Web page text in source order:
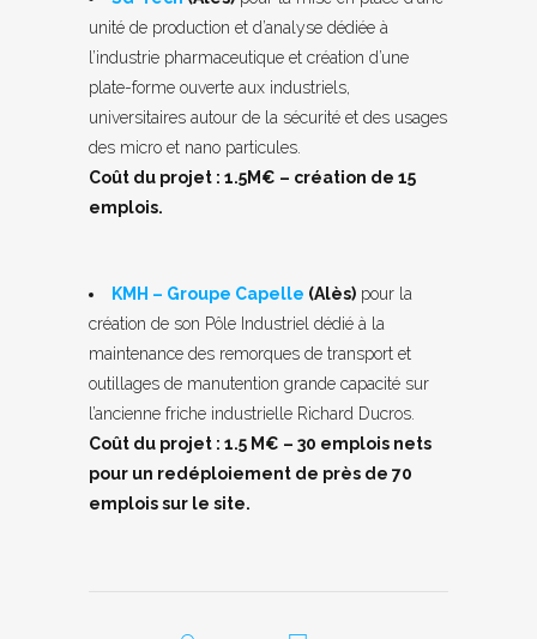
unité de production et d’analyse dédiée à
l’industrie pharmaceutique et création d’une
plate-forme ouverte aux industriels,
universitaires autour de la sécurité et des usages
des micro et nano particules.
Coût du projet : 1.5M€ – création de 15
emplois.
KMH – Groupe Capelle (Alès) pour la
création de son Pôle Industriel dédié à la
maintenance des remorques de transport et
outillages de manutention grande capacité sur
l’ancienne friche industrielle Richard Ducros.
Coût du projet : 1.5 M€ – 30 emplois nets
pour un redéploiement de près de 70
emplois sur le site.